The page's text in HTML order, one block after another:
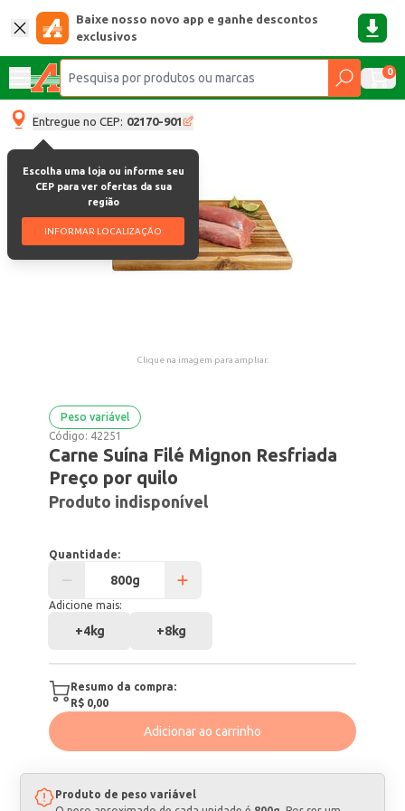
Baixe nosso novo app e ganhe descontos
exclusivos
0
Entregue no CEP: 02170-901
Escolha uma loja ou informe seu
CEP para ver ofertas da sua
região
INFORMAR LOCALIZAÇÃO
Clique na imagem para ampliar.
Peso variável
Código: 42251
Carne Suína Filé Mignon Resfriada
Preço por quilo
Produto indisponível
Quantidade:
Adicione mais:
+4kg +8kg
Resumo da compra:
R$ 0,00
Adicionar ao carrinho
Produto de peso variável